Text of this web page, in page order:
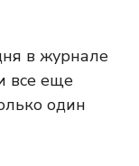
в журнале
все еще
один